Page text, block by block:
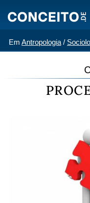
Em Antropologia /